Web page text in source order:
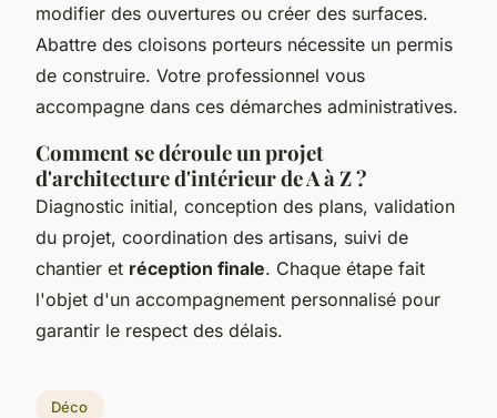
modifier des ouvertures ou créer des surfaces.
Abattre des cloisons porteurs nécessite un permis
de construire. Votre professionnel vous
accompagne dans ces démarches administratives.
Comment se déroule un projet
d'architecture d'intérieur de A à Z ?
Diagnostic initial, conception des plans, validation
du projet, coordination des artisans, suivi de
chantier et réception finale. Chaque étape fait
l'objet d'un accompagnement personnalisé pour
garantir le respect des délais.
Déco